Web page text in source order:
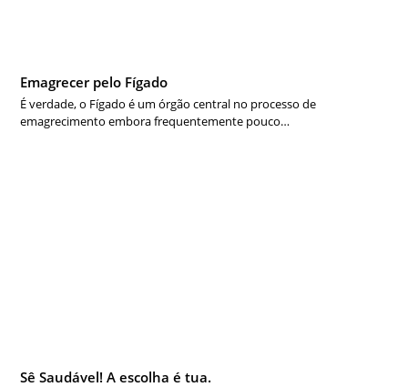
Emagrecer pelo Fígado
É verdade, o Fígado é um órgão central no processo de
emagrecimento embora frequentemente pouco…
Sê Saudável! A escolha é tua.